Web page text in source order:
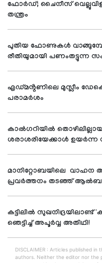
ഫോർഡ്; ചൈനീസ്
തന്ത്രം
പുതിയ ഫോണുകൾ
രീതിയുമായി പണംതട്ടുന്ന
എഡ്മൻ്റണിലെ മുസ്ലീം
പരാമർശം
കാൽഗറിയിൽ
ശരാശരിയേക്കാൾ ഉയർന്ന
മാനിറ്റോബയിലെ വാഹന
പ്രവർത്തനം തടഞ്ഞ്
കട്ടിലിൽ
ഞെട്ടിച്ച് അപൂർവ്വ അതിഥി!
DISCLAIMER : Articles published
authors. Neither the editor nor the